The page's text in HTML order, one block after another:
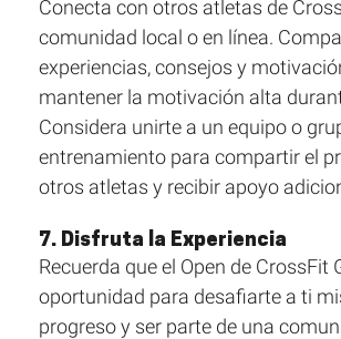
Conecta con otros atletas de
comunidad local o en línea.
experiencias, consejos y
mantener la motivación alta
Considera unirte a un equipo o
entrenamiento para compartir el
otros atletas y recibir apoyo
7. Disfruta la Experiencia
Recuerda que el Open de CrossFit
oportunidad para desafiarte a ti
progreso y ser parte de una